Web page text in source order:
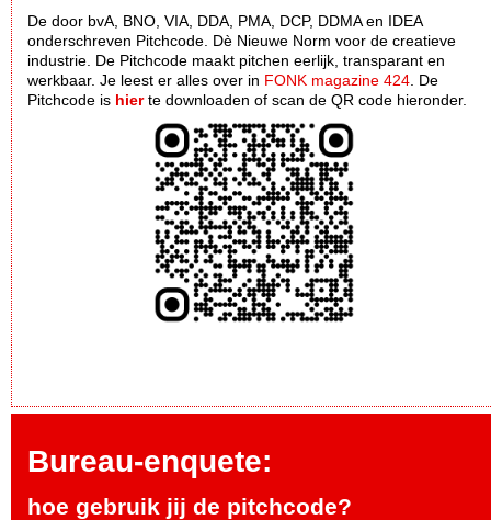
De door bvA, BNO, VIA, DDA, PMA, DCP, DDMA en IDEA
onderschreven Pitchcode. Dè Nieuwe Norm voor de creatieve
industrie. De Pitchcode maakt pitchen eerlijk, transparant en
werkbaar. Je leest er alles over in FONK magazine 424 . De
Pitchcode is hierte downloaden of scan de QR code hieronder.
Bureau-enquete:
hoe gebruik jij de pitchcode?